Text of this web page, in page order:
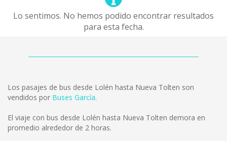
Lo sentimos. No hemos podido encontrar resultados
para esta fecha.
Los pasajes de bus desde Lolén hasta Nueva Tolten son
vendidos por Buses García.
El viaje con bus desde Lolén hasta Nueva Tolten demora en
promedio alrededor de 2 horas.